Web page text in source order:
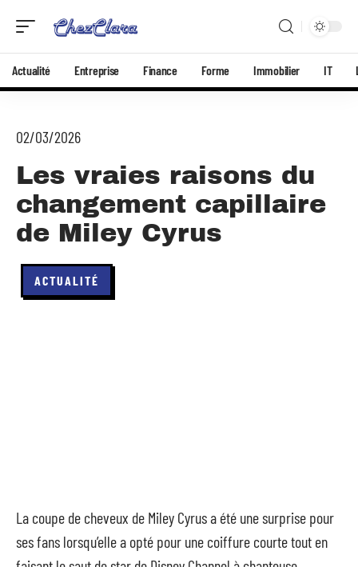
Actualité Entreprise Finance Forme Immobilier IT
02/03/2026
Les vraies raisons du
changement capillaire
de Miley Cyrus
ACTUALITÉ
La coupe de cheveux de Miley Cyrus a été une surprise pour
ses fans lorsqu’elle a opté pour une coiffure courte tout en